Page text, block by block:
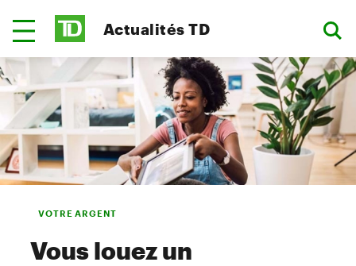
Actualités TD
VOTRE ARGENT
Vous louez un